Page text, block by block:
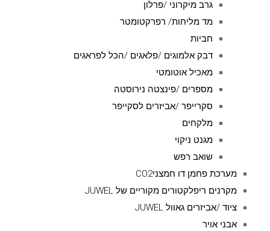
גרב מיקרוני /פרלון
מד מליחות/ רפרקטומטר
חביות
דבק אלמוגים /פלאגים /הכל לפראגים
מאכיל אוטומטי
מספרים /פינצטה נירוסטה
סקרייפר /אביזרים לסקייפר
מלקחים
מגנט ניקוי
שואב רפש
מערכת פחמן דו חמצניCO2
מקרנים ריפלקטורים מקוריים של JUWEL
ציוד /אביזרים גאוול JUWEL
אבני אויר